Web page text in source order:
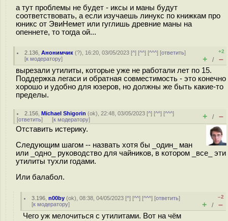
а тут проблемы не будет - иксы и маны будут
соответствовать, а если изучаешь линукс по книжкам про
юникс от ЭвиНемет или гуглишь древние маны на
опеннете, то тогда ой...
2.136 ,Анонимчик (?), 16:20, 03/05/2023 [^] [^^] [^^^] [ответить]
[к модератору]
+2
+ / –
вырезали утилиты, которые уже не работали лет по 15.
Поддержка легаси и обратная совместимость - это конечно
хорошо и удобно для юзеров, но должны же быть какие-то
пределы.
2.156 ,Michael Shigorin (ok), 22:48, 03/05/2023 [^] [^^] [^^^]
[ответить] [к модератору] + / –
Отставить истерику.
Следующим шагом -- назвать хотя бы _один_ ман
или _одно_ руководство для чайников, в котором _все_ эти
утилиты тухли годами.
Или балабол.
3.196 ,n00by (ok), 08:38, 04/05/2023 [^] [^^] [^^^] [ответить]
[к модератору]
–2
+ / –
Чего уж мелочиться с утилитами. Вот на чём